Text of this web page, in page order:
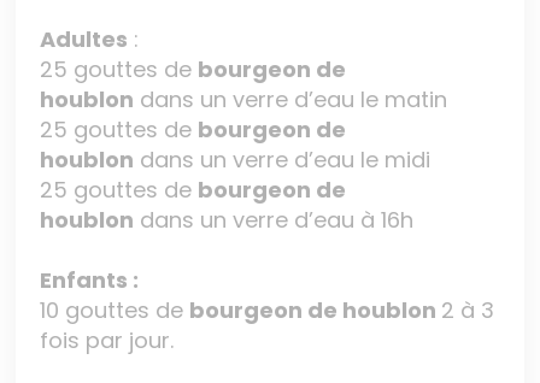
Adultes :
25 gouttes de bourgeon de
houblon dans un verre d’eau le matin
25 gouttes de bourgeon de
houblon dans un verre d’eau le midi
25 gouttes de bourgeon de
houblon dans un verre d’eau à 16h
Enfants :
10 gouttes de bourgeon de houblon 2 à 3
fois par jour.